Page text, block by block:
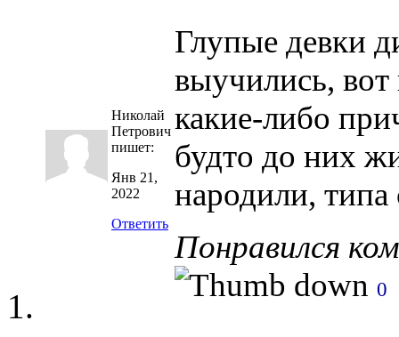
Николай
Петрович
пишет:
Янв 21,
2022
Ответить
Глупые девки
выучились, вот
какие-либо
будто до них
народили,
Понравился
0